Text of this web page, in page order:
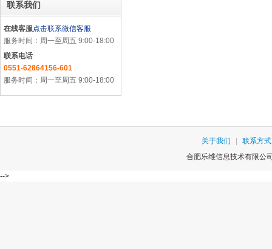
联系我们
在线客服点击联系微信客服
服务时间：周一至周五 9:00-18:00
联系电话
0551-62864156-601
服务时间：周一至周五 9:00-18:00
关于我们
联系方式
合肥乐维信息技术有限公
-->